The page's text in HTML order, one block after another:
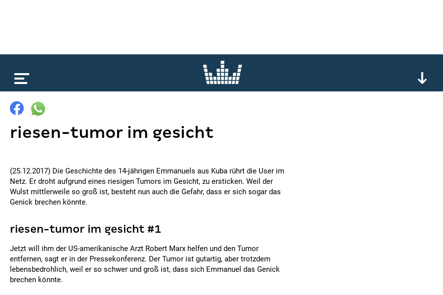
riesen-tumor im gesicht
(25.12.2017) Die Geschichte des 14-jährigen Emmanuels aus Kuba rührt die User im
Netz. Er droht aufgrund eines riesigen Tumors im Gesicht, zu ersticken. Weil der
Wulst mittlerweile so groß ist, besteht nun auch die Gefahr, dass er sich sogar das
Genick brechen könnte.
riesen-tumor im gesicht #1
Jetzt will ihm der US-amerikanische Arzt Robert Marx helfen und den Tumor
entfernen, sagt er in der Pressekonferenz. Der Tumor ist gutartig, aber trotzdem
lebensbedrohlich, weil er so schwer und groß ist, dass sich Emmanuel das Genick
brechen könnte.